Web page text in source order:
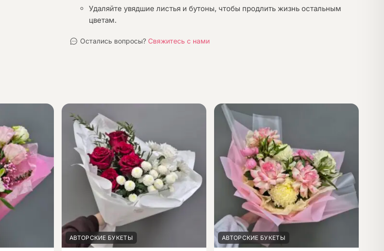
Удаляйте увядшие листья и бутоны, чтобы продлить жизнь остальным
цветам.
Остались вопросы? Свяжитесь с нами
АВТОРСКИЕ БУКЕТЫ АВТОРСКИЕ БУКЕТЫ